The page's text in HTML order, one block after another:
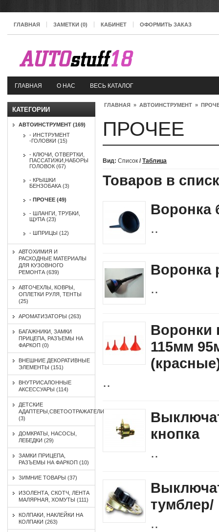
ГЛАВНАЯ ЗАМЕТКИ (0) КАБИНЕТ ОФОРМИТЬ ЗАКАЗ
ГЛАВНАЯ О НАС ВЕСЬ КАТАЛОГ
КАТЕГОРИИ
АВТОИНСТРУМЕНТ (169)
- ИНСТРУМЕНТ
-ГОЛОВКИ (15)
- КЛЮЧИ, ОТВЕРТКИ,
ПАССАТИЖИ,НАБОРЫ
ГОЛОВОК (67)
- КРЫШКИ
БЕНЗОБАКА (3)
- ПРОЧЕЕ (49)
- ШЛАНГИ, ТРУБКИ,
ЩУПА (23)
- ШПРИЦЫ (12)
АВТОХИМИЯ И
РАСХОДНЫЕ МАТЕРИАЛЫ
ДЛЯ КУЗОВНОГО
РЕМОНТА (639)
АВТОЧЕХЛЫ, КОВРЫ,
ОПЛЕТКИ РУЛЯ, ТЕНТЫ
(25)
АРОМАТИЗАТОРЫ (263)
БАГАЖНИКИ, ЗАМКИ
ПРИЦЕПА, РАЗЪЕМЫ НА
ФАРКОП (0)
ВНЕШНИЕ ДЕКОРАТИВНЫЕ
ЭЛЕМЕНТЫ (151)
ВНУТРИСАЛОННЫЕ
АКСЕССУАРЫ (114)
ДЕТСКИЕ
АДАПТЕРЫ,СВЕТООТРАЖАТЕЛИ
(3)
ДОМКРАТЫ, НАСОСЫ,
ЛЕБЕДКИ (29)
ЗАМКИ ПРИЦЕПА,
РАЗЪЕМЫ НА ФАРКОП (10)
ЗИМНИЕ ТОВАРЫ (37)
ИЗОЛЕНТА, СКОТЧ, ЛЕНТА
МАЛЯРНАЯ, ХОМУТЫ (111)
КОЛПАКИ, НАКЛЕЙКИ НА
КОЛПАКИ (263)
ГЛАВНАЯ » АВТОИНСТРУМЕНТ »
ПРОЧЕЕ
Вид: Список / Таблица
Товаров в
Воронка
..
Воронка
..
Воронки
115мм
..
кнопка
..
тумблер/
..